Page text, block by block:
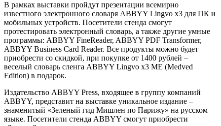
В рамках выставки пройдут презентации всемирно
известного электронного словаря ABBYY Lingvo x3 для ПК и
мобильных устройств. Посетители стенда смогут
протестировать электронный словарь, а также другие умные
программы: ABBYY FineReader, ABBYY PDF Transformer,
ABBYY Business Card Reader. Все продукты можно будет
приобрести со скидкой, при покупке от 1400 рублей –
веселый словарь сленга ABBYY Lingvo x3 ME (Medved
Edition) в подарок.
Издательство ABBYY Press, входящее в группу компаний
ABBYY, представит на выставке уникальное издание –
знаменитый «Зеленый гид Мишлен по Парижу» на русском
языке. Посетители стенда ABBYY смогут приобрести